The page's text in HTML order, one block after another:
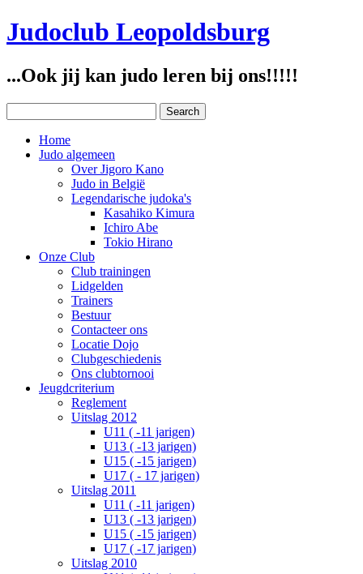
Judoclub Leopoldsburg
...Ook jij kan judo leren bij ons!!!!!
Home
Judo algemeen
Over Jigoro Kano
Judo in België
Legendarische judoka's
Kasahiko Kimura
Ichiro Abe
Tokio Hirano
Onze Club
Club trainingen
Lidgelden
Trainers
Bestuur
Contacteer ons
Locatie Dojo
Clubgeschiedenis
Ons clubtornooi
Jeugdcriterium
Reglement
Uitslag 2012
U11 ( -11 jarigen)
U13 ( -13 jarigen)
U15 ( -15 jarigen)
U17 ( - 17 jarigen)
Uitslag 2011
U11 ( -11 jarigen)
U13 ( -13 jarigen)
U15 ( -15 jarigen)
U17 ( -17 jarigen)
Uitslag 2010